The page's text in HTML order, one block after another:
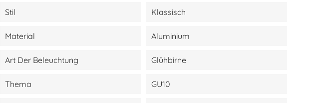
Stil Klassisch
Material Aluminium
Art Der Beleuchtung Glühbirne
Thema GU10